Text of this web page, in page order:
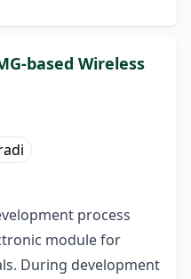
based Wireless
process
module for
During development